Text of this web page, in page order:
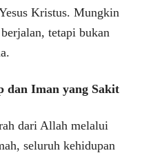
Kristus. Mungkin
tetapi bukan
dan Iman yang Sakit
dari Allah melalui
seluruh kehidupan